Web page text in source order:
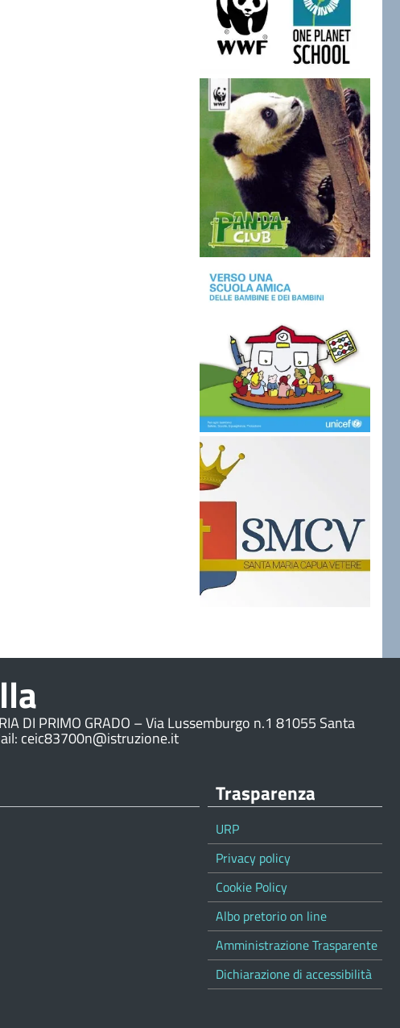
DI PRIMO GRADO – Via Lussemburgo n.1 81055 Santa
ceic83700n@istruzione.it
Trasparenza
URP
Privacy policy
Cookie Policy
Albo pretorio on line
Amministrazione Trasparente
Dichiarazione di accessibilità